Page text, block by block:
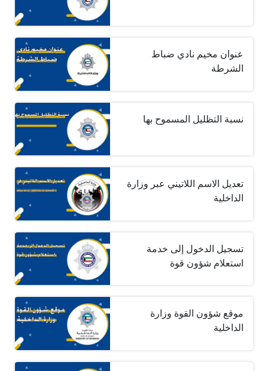
عنوان مخيم نادي ضباط
الشرطة
نسبة التظليل المسموح بها
تعديل الاسم اللاتيني عبر وزارة
الداخلية
تسجيل الدخول إلى خدمة
استعلام شؤون قوة
موقع شؤون القوة وزارة
الداخلية